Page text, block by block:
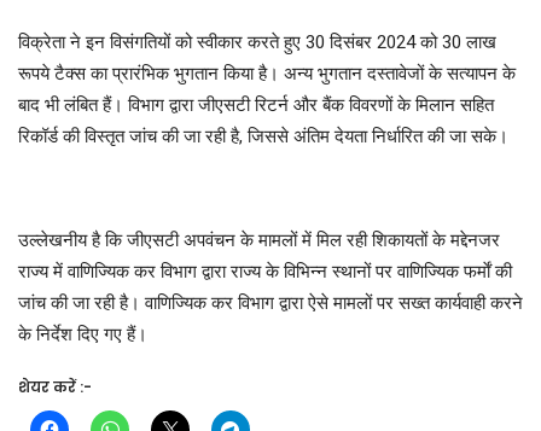
विक्रेता ने इन विसंगतियों को स्वीकार करते हुए 30 दिसंबर 2024 को 30 लाख
रूपये टैक्स का प्रारंभिक भुगतान किया है। अन्य भुगतान दस्तावेजों के सत्यापन के
बाद भी लंबित हैं। विभाग द्वारा जीएसटी रिटर्न और बैंक विवरणों के मिलान सहित
रिकॉर्ड की विस्तृत जांच की जा रही है, जिससे अंतिम देयता निर्धारित की जा सके।
उल्लेखनीय है कि जीएसटी अपवंचन के मामलों में मिल रही शिकायतों के मद्देनजर
राज्य में वाणिज्यिक कर विभाग द्वारा राज्य के विभिन्न स्थानों पर वाणिज्यिक फर्माें की
जांच की जा रही है। वाणिज्यिक कर विभाग द्वारा ऐसे मामलों पर सख्त कार्यवाही करने
के निर्देश दिए गए हैं।
शेयर करें :-